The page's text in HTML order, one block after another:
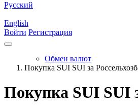
Русский
English
Войти Регистрация
Обмен валют
Покупка SUI SUI за
Покупка SUI SUI